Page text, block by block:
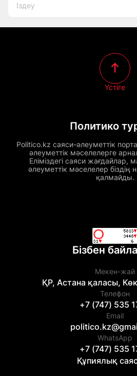
Политико
Politico.kz саяси-әлеуметтік
әлеуметтік мәселелерге
Еліміздегі саяси жағдайлар,
әлеуметтік мәселелер
қалмайды.
Үстіге
Бізбен
Мекен-жай
ҚР, Астана қаласы,
Телефон
+7 (747) 535
Email
WhatsApp
+7 (747) 535
Құпиялық